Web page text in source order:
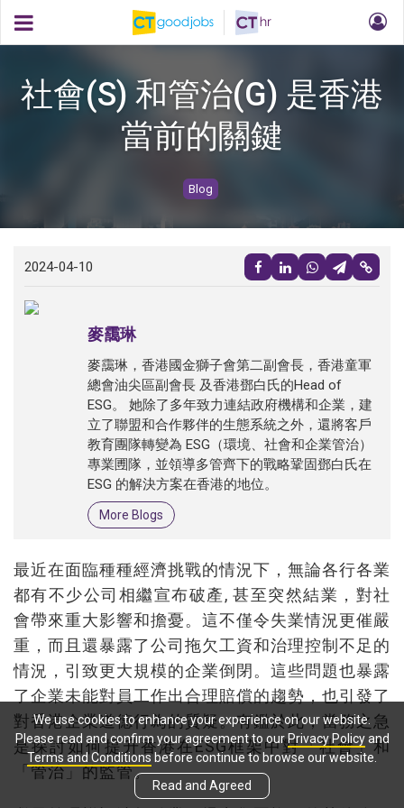
社會(S) 和管治(G) 是香港
當前的關鍵
Blog
2024-04-10
麥靄琳
麥靄琳，香港國金獅子會第二副會長，香港童軍
總會油尖區副會長 及香港鄧白氏的Head of
ESG。 她除了多年致力連結政府機構和企業，建
立了聯盟和合作夥伴的生態系統之外，還將客戶
教育團隊轉變為 ESG（環境、社會和企業管治）
專業圑隊，並領導多管齊下的戰略鞏固鄧白氏在
ESG 的解決方案在香港的地位。
More Blogs
最近在面臨種種經濟挑戰的情況下，無論各行各業
都有不少公司相繼宣布破產, 甚至突然結業，對社
會帶來重大影響和擔憂。這不僅令失業情況更催嚴
重，而且還暴露了公司拖欠工資和治理控制不足的
情況，引致更大規模的企業倒閉。這些問題也暴露
了企業未能對員工作出合理賠償的趨勢，也引發了
對香港企業道德行為的質疑。有鑑於此，當務之急
是探討如何提升香港在ESG框架中對「社會」和
「管治」的監管。
We use cookies to enhance your experience on our website.
Please read and confirm your agreement to ourPrivacy Policyand
Terms and Conditionsbefore continue to browse our website.
Read and Agreed